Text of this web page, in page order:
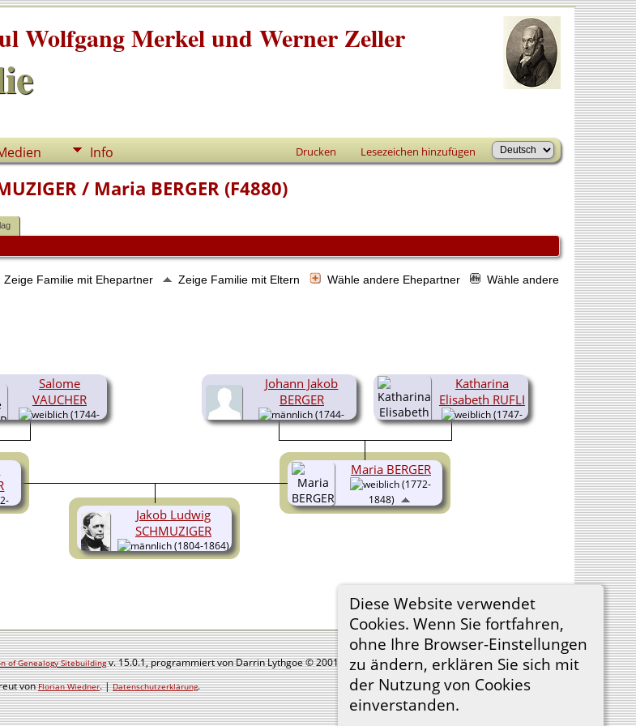
Wolfgang Merkel und Werner Zeller
Info Drucken Lesezeichen hinzufügen
Diese Website verwendet
Cookies. Wenn Sie fortfahren,
ohne Ihre Browser-Einstellungen
zu ändern, erklären Sie sich mit
der Nutzung von Cookies
einverstanden.
/ Maria BERGER (F4880)
Zeige Familie mit Ehepartner Zeige Familie mit Eltern Wähle andere Ehepartner
Wähle andere
Salome
VAUCHER
(1744-
1827)
Johann Jakob
BERGER
(1744-
1814)
Katharina
Elisabeth RUFLI
(1747-
1821)
Maria BERGER
(1772-
1848)
Jakob Ludwig
SCHMUZIGER
(1804-1864)
of Genealogy Sitebuildingv. 15.0.1, programmiert von Darrin Lythgoe © 2001-2026.
vonFlorian Wiedner. |Datenschutzerklärung.